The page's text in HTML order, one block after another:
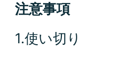
注意事項
1.使い切り